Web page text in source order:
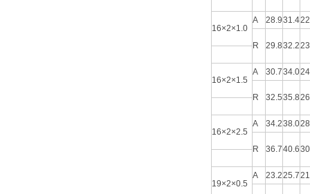
16×2×1.0
A 28.931.4
R 29.832.2
16×2×1.5
A 30.734.0
R 32.535.8
16×2×2.5
A 34.238.0
R 36.740.6
19×2×0.5
A 23.225.7